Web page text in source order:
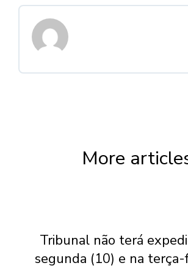
More
Tribunal não terá
segunda (10) e na terça-